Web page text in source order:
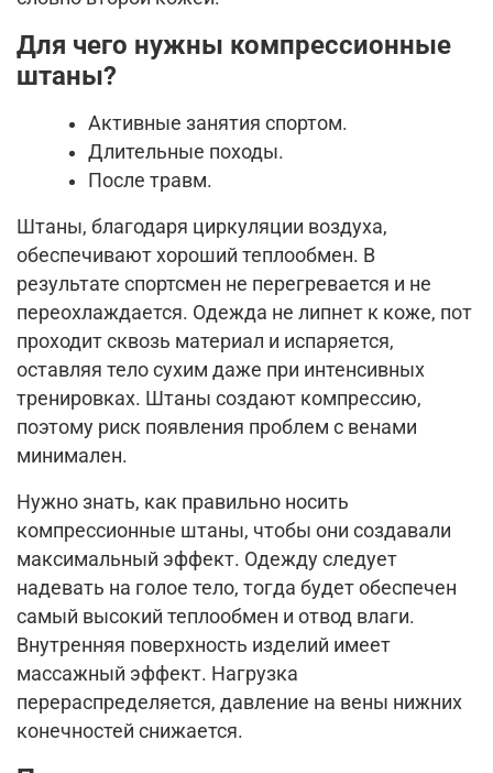
Для чего нужны компрессионные
штаны?
Активные занятия спортом.
Длительные походы.
После травм.
Штаны, благодаря циркуляции воздуха,
обеспечивают хороший теплообмен. В
результате спортсмен не перегревается и не
переохлаждается. Одежда не липнет к коже, пот
проходит сквозь материал и испаряется,
оставляя тело сухим даже при интенсивных
тренировках. Штаны создают компрессию,
поэтому риск появления проблем с венами
минимален.
Нужно знать, как правильно носить
компрессионные штаны, чтобы они создавали
максимальный эффект. Одежду следует
надевать на голое тело, тогда будет обеспечен
самый высокий теплообмен и отвод влаги.
Внутренняя поверхность изделий имеет
массажный эффект. Нагрузка
перераспределяется, давление на вены нижних
конечностей снижается.